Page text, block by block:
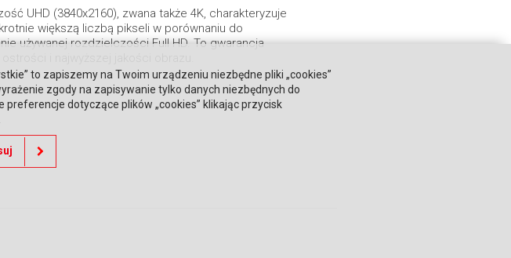
UHD (3840x2160), zwana także 4K, charakteryzuje
większą liczbą pikseli w porównaniu do
używanej rozdzielczości Full HD. To gwarancja
to zapiszemy na Twoim urządzeniu niezbędne pliki „cookies”
zgody na zapisywanie tylko danych niezbędnych do
dotyczące plików „cookies” klikając przycisk